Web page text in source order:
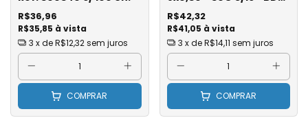
R$35,85 à vista
R$36,96
3 x deR$12,32sem juros
COMPRAR
R$41,05 à vista
R$42,32
3 x deR$14,11 sem juros
COMPRAR